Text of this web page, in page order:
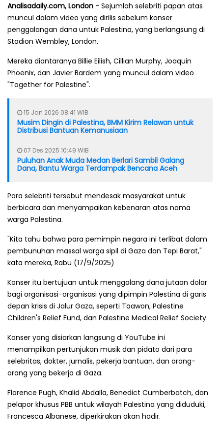
Analisadaily.com, London - Sejumlah selebriti papan atas
muncul dalam video yang dirilis sebelum konser
penggalangan dana untuk Palestina, yang berlangsung di
Stadion Wembley, London.
Mereka diantaranya Billie Eilish, Cillian Murphy, Joaquin
Phoenix, dan Javier Bardem yang muncul dalam video
"Together for Palestine".
15 Jan 2026 08:41 WIB
Musim Dingin di Palestina, BMM Kirim Relawan untuk
Distribusi Bantuan Kemanusiaan
07 Des 2025 10:49 WIB
Puluhan Anak Muda Medan Berlari Sambil Galang
Dana, Bantu Warga Terdampak Bencana Aceh
Para selebriti tersebut mendesak masyarakat untuk
berbicara dan menyampaikan kebenaran atas nama
warga Palestina.
"Kita tahu bahwa para pemimpin negara ini terlibat dalam
pembunuhan massal warga sipil di Gaza dan Tepi Barat,"
kata mereka, Rabu (17/9/2025)
Konser itu bertujuan untuk menggalang dana jutaan dolar
bagi organisasi-organisasi yang dipimpin Palestina di garis
depan krisis di Jalur Gaza, seperti Taawon, Palestine
Children's Relief Fund, dan Palestine Medical Relief Society.
Konser yang disiarkan langsung di YouTube ini
menampilkan pertunjukan musik dan pidato dari para
selebritas, dokter, jurnalis, pekerja bantuan, dan orang-
orang yang bekerja di Gaza.
Florence Pugh, Khalid Abdalla, Benedict Cumberbatch, dan
pelapor khusus PBB untuk wilayah Palestina yang diduduki,
Francesca Albanese, diperkirakan akan hadir.